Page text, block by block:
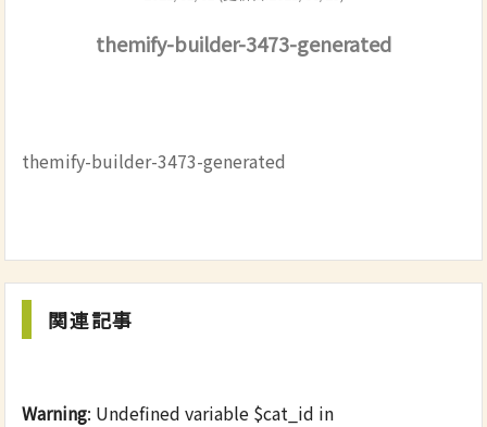
themify-builder-3473-generated
themify-builder-3473-generated
関連記事
Warning: Undefined variable $cat_id in